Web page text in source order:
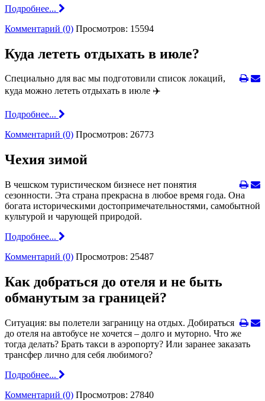
Подробнее...
Комментарий (0) Просмотров: 15594
Куда лететь отдыхать в июле?
Специально для вас мы подготовили список локаций,
куда можно лететь отдыхать в июле ✈️
Подробнее...
Комментарий (0) Просмотров: 26773
Чехия зимой
В чешском туристическом бизнесе нет понятия
сезонности. Эта страна прекрасна в любое время года. Она
богата историческими достопримечательностями, самобытной
культурой и чарующей природой.
Подробнее...
Комментарий (0) Просмотров: 25487
Как добраться до отеля и не быть
обманутым за границей?
Ситуация: вы полетели заграницу на отдых. Добираться
до отеля на автобусе не хочется – долго и муторно. Что же
тогда делать? Брать такси в аэропорту? Или заранее заказать
трансфер лично для себя любимого?
Подробнее...
Комментарий (0) Просмотров: 27840